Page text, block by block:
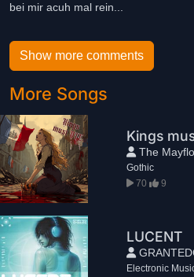
bei mir acuh mal rein...
Show more comments
More Songs
Kings
The
Gothic
70
9
LUCENT
Electronic